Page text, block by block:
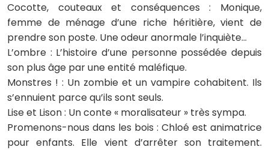
Cocotte, couteaux et conséquences : Monique,
femme de ménage d’une riche héritière, vient de
prendre son poste. Une odeur anormale l’inquiète…
L’ombre : L’histoire d’une personne possédée depuis
son plus âge par une entité maléfique.
Monstres ! : Un zombie et un vampire cohabitent. Ils
s’ennuient parce qu’ils sont seuls.
Lise et Lison : Un conte « moralisateur » très sympa.
Promenons-nous dans les bois : Chloé est animatrice
pour enfants. Elle vient d’arrêter son traitement.